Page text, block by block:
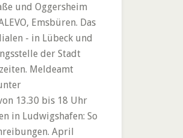
und Oggersheim
Emsbüren. Das
- in Lübeck und
der Stadt
Meldeamt
13.30 bis 18 Uhr
in Ludwigshafen: So
April